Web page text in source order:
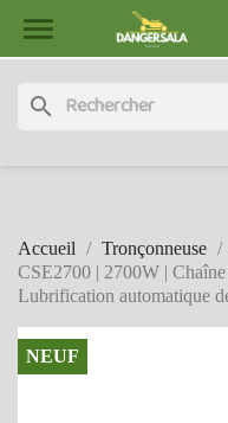

search
Accueil Tronçonneuse
CSE2700 | 2700W |
Lubrification automatique
NEUF